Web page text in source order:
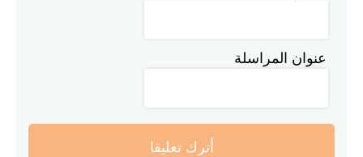
عنوان المراسلة
أترك تعليقا